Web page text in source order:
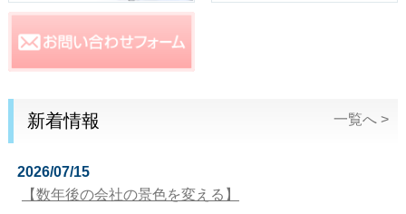
新着情報 一覧へ >
2026/07/15
【数年後の会社の景色を変える】